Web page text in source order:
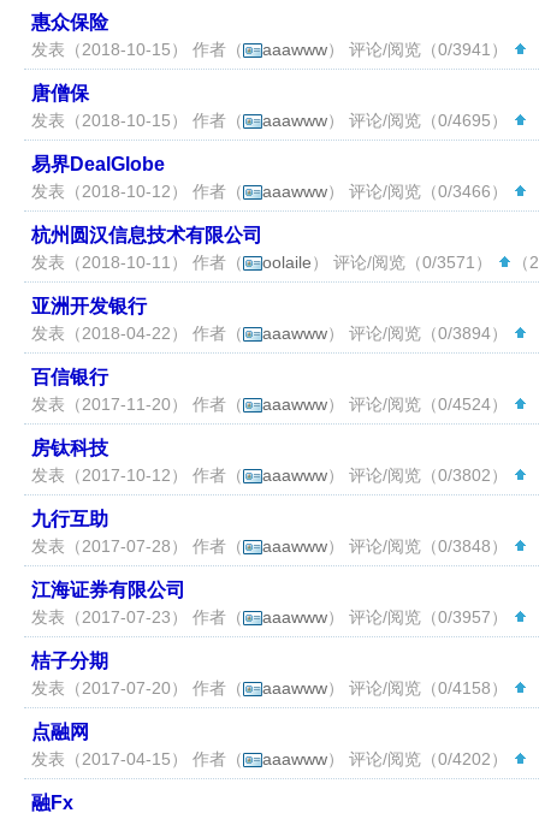
惠众保险
发表（2018-10-15） 作者（ aaawww） 评论/阅览（0/3941）
唐僧保
发表（2018-10-15） 作者（ aaawww） 评论/阅览（0/4695）
易界DealGlobe
发表（2018-10-12） 作者（ aaawww） 评论/阅览（0/3466）
杭州圆汉信息技术有限公司
发表（2018-10-11） 作者（ oolaile） 评论/阅览（0/3571）
亚洲开发银行
发表（2018-04-22） 作者（ aaawww） 评论/阅览（0/3894）
百信银行
发表（2017-11-20） 作者（ aaawww） 评论/阅览（0/4524）
房钛科技
发表（2017-10-12） 作者（ aaawww） 评论/阅览（0/3802）
九行互助
发表（2017-07-28） 作者（ aaawww） 评论/阅览（0/3848）
江海证券有限公司
发表（2017-07-23） 作者（ aaawww） 评论/阅览（0/3957）
桔子分期
发表（2017-07-20） 作者（ aaawww） 评论/阅览（0/4158）
点融网
发表（2017-04-15） 作者（ aaawww） 评论/阅览（0/4202）
融Fx